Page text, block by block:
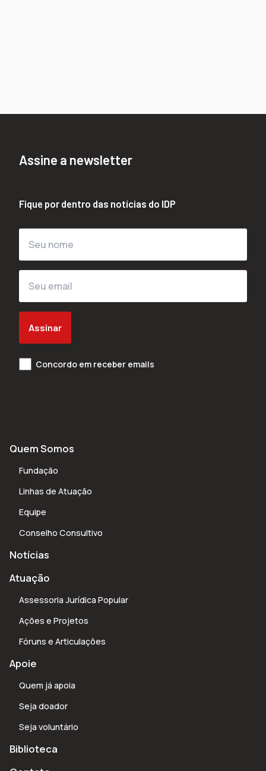
Assine a newsletter
Fique por dentro das notícias do IDP
Assinar
Concordo em receber emails
Quem Somos
Fundação
Linhas de Atuação
Equipe
Conselho Consultivo
Notícias
Atuação
Assessoria Jurídica Popular
Ações e Projetos
Fóruns e Articulações
Apoie
Quem já apoia
Seja doador
Seja voluntário
Biblioteca